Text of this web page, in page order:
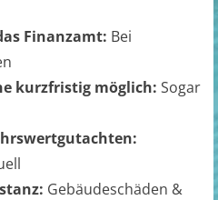
Finanzamt: Bei
kurzfristig möglich: Sogar
Gebäudeschäden &